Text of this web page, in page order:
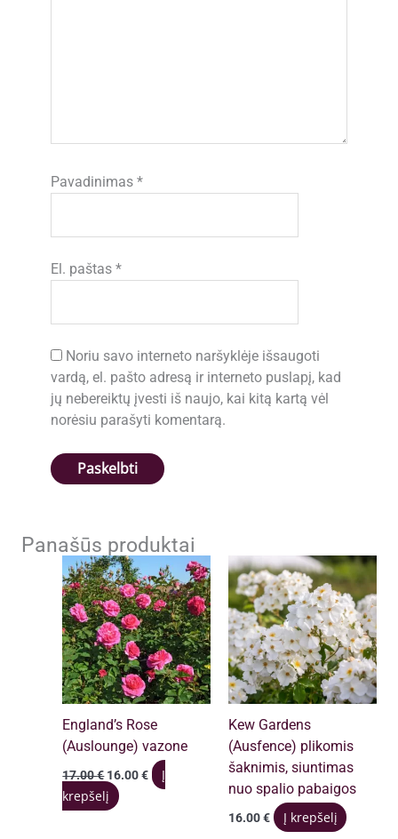
Pavadinimas*
El. paštas*
Noriu savo interneto naršyklėje išsaugoti
vardą, el. pašto adresą ir interneto puslapį, kad
jų nebereiktų įvesti iš naujo, kai kitą kartą vėl
norėsiu parašyti komentarą.
Panašūs produktai
England’s Rose
(Auslounge) vazone
17.00€ Original
price
was:
16.00€Current
price
Į
krepšelį
Kew Gardens
(Ausfence) plikomis
šaknimis, siuntimas
nuo spalio pabaigos
16.00€ Į krepšelį